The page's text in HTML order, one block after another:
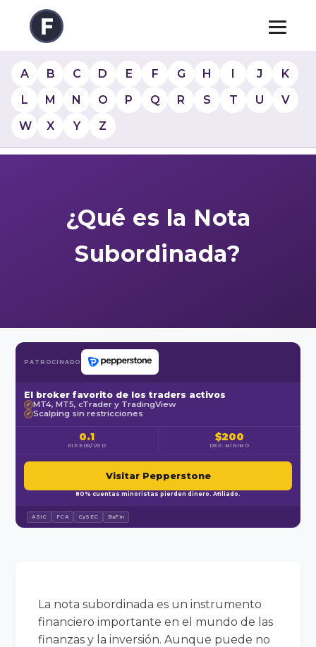
A B C D E F G H I J
K
L
M N O P Q R S T U
V
W
X Y Z
¿Qué es la Nota
Subordinada?
PATROCINADO
El broker favorito de los traders activos
✓ MT4, MT5, cTrader y TradingView
✓ Scalping sin restricciones
0.1
PIP EUR/USD
$200
DEP. MÍNIMO
Visitar Pepperstone
80% cuentas minoristas pierden dinero. Afiliado.
ASIC FCA CySEC BaFin
La nota subordinada es un instrumento
financiero importante en el mundo de las
finanzas y la inversión. Aunque puede no